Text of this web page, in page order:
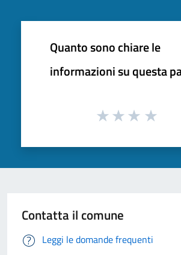
Quanto sono chiare le
informazioni su questa
Contatta il comune
Leggi le domande frequenti